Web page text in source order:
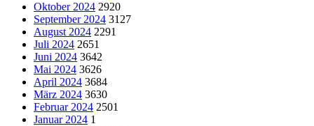
Oktober 2024 2920
September 2024 3127
August 2024 2291
Juli 2024 2651
Juni 2024 3642
Mai 2024 3626
April 2024 3684
März 2024 3630
Februar 2024 2501
Januar 2024 1